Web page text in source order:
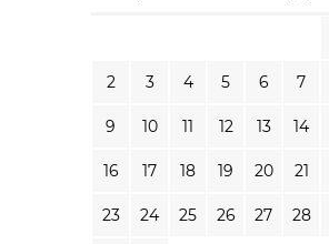
2 3 4 5 6 7
9 10 11 12 13 14
16 17 18 19 20 21
23 24 25 26 27 28